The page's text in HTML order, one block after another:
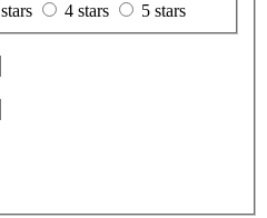
4 stars
5 stars